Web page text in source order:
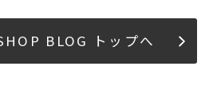
BLOG トップへ